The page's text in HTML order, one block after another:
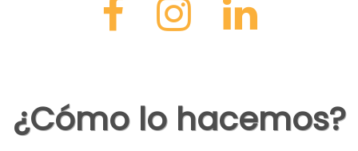
¿Cómo lo hacemos?